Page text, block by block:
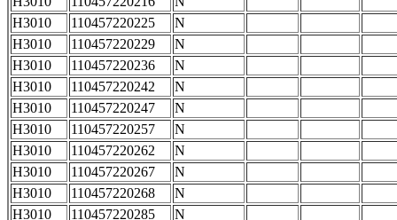
H3010
110457220225
N
H3010
110457220229
N
H3010
110457220236
N
H3010
110457220242
N
H3010
110457220247
N
H3010
110457220257
N
H3010
110457220262
N
H3010
110457220267
N
H3010
110457220268
N
H3010
110457220285
N